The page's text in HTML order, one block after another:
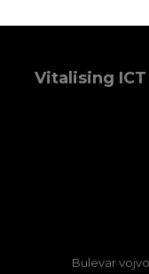
Vitalising
Bulevar